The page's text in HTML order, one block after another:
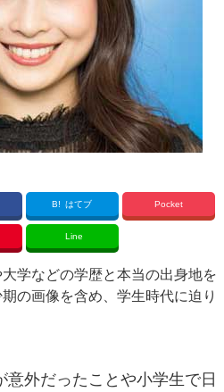
B! はてブ Pocket
Line
学などの学歴と本当の出身地を
の画像を含め、学生時代に迫り
意外だったことや小学生で日